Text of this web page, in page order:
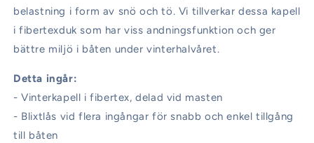
belastning i form av snö och tö. Vi tillverkar dessa kapell
i fibertexduk som har viss andningsfunktion och ger
bättre miljö i båten under vinterhalvåret.
Detta ingår:
- Vinterkapell i fibertex, delad vid masten
- Blixtlås vid flera ingångar för snabb och enkel tillgång
till båten